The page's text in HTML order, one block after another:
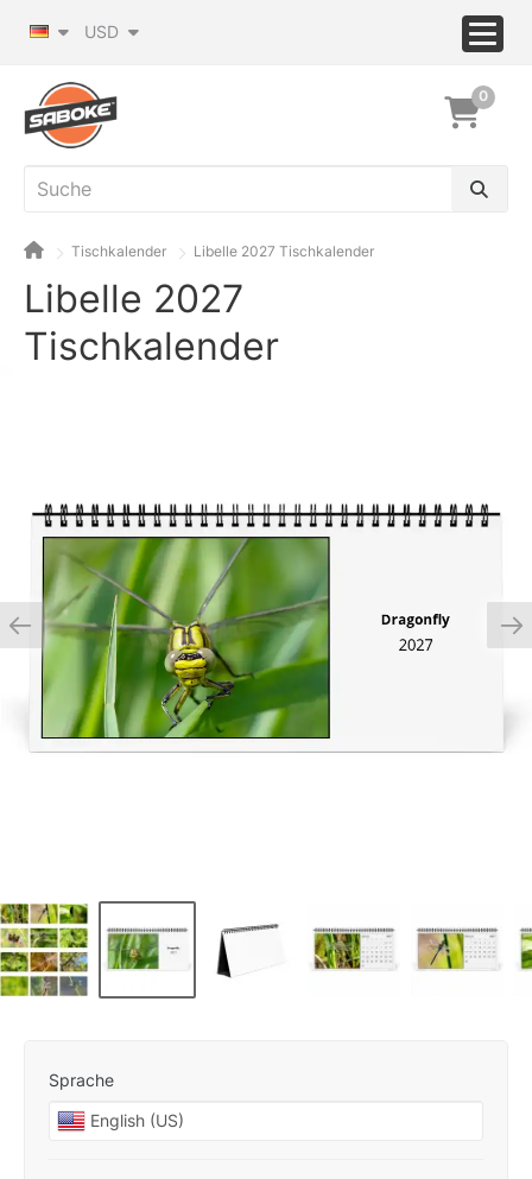
USD
0
Tischkalender Libelle 2027 Tischkalender
Libelle 2027
Tischkalender
Sprache